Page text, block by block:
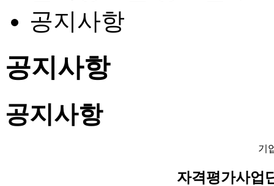
공지사항
공지사항
공지사항
기
자격평가사업